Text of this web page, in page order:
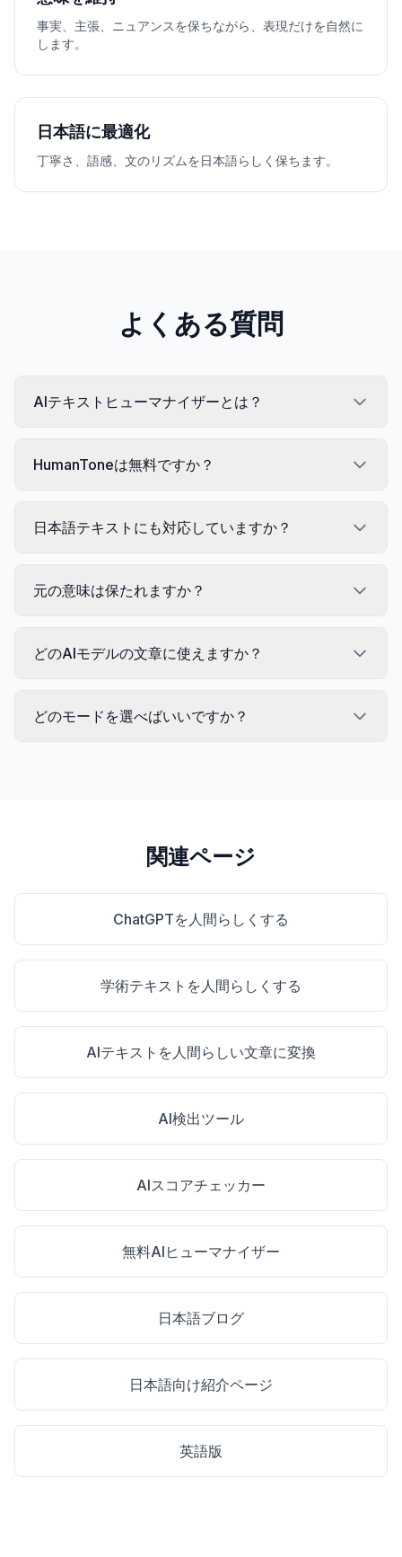
事実、主張、ニュアンスを保ちながら、表現だけを自然に
します。
日本語に最適化
丁寧さ、語感、文のリズムを日本語らしく保ちます。
よくある質問
AIテキストヒューマナイザーとは？
HumanToneは無料ですか？
日本語テキストにも対応していますか？
元の意味は保たれますか？
どのAIモデルの文章に使えますか？
どのモードを選べばいいですか？
関連ページ
ChatGPTを人間らしくする
学術テキストを人間らしくする
AIテキストを人間らしい文章に変換
AI検出ツール
AIスコアチェッカー
無料AIヒューマナイザー
日本語ブログ
日本語向け紹介ページ
英語版